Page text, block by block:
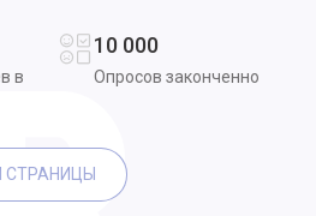
в
10 000
Опросов законченно